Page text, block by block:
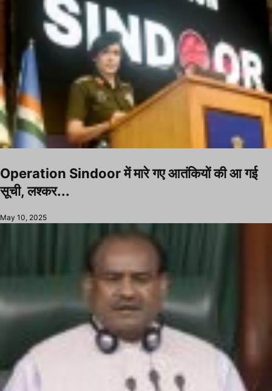
Operation Sindoor में मारे गए आतंकियों की आ गई
सूची, लश्कर...
May 10, 2025